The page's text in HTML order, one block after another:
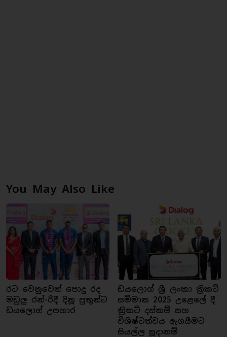
You May Also Like
රට වෙනුවෙන් පොදු රද
මඩුලු රන්-රිදී දිනූ පුතුන්ට
ඩයලොග් උපහාර
ඩයලොග් ශ්‍රී ලංකා ක්‍රිකට්
සම්මාන 2025 උළෙලේ දී
ක්‍රිකට් දස්කම් සහ
විශිෂ්ටත්වය ඇගයීමට
සියල්ල සූදානම්